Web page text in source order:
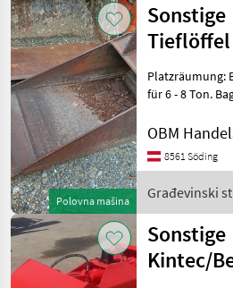
Kategorija 3 Država
TRENUTNA
PUTANJA
Izgradnja
Gradevinski
Strojevi
Lopate I
Kante
IZABERITE
KATEGORIJU
Sonstige
305
Resetuj
Prikaži
466
rezultata
Polovna mašina
Sonstige
Tieflöffel
Muck
Platzräumung:
für 6 - 8 Ton.
Ausführung, sofort
sehr guter
OBM
8561 Söding
Građevinski
Sonstige
Sonstige
Kintec/